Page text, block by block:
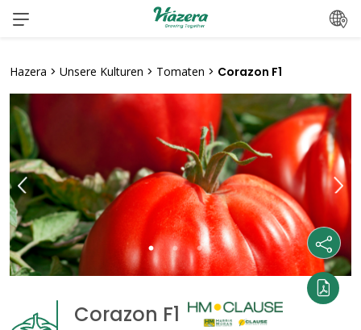
Zum
Inhalt
Hazera > Unsere Kulturen > Tomaten > Corazon F1
Corazon F1